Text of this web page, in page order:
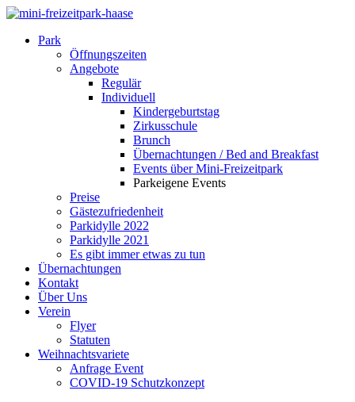
Park
Öffnungszeiten
Angebote
Regulär
Individuell
Kindergeburtstag
Zirkusschule
Brunch
Übernachtungen / Bed and Breakfast
Events über Mini-Freizeitpark
Parkeigene Events
Preise
Gästezufriedenheit
Parkidylle 2022
Parkidylle 2021
Es gibt immer etwas zu tun
Übernachtungen
Kontakt
Über Uns
Verein
Flyer
Statuten
Weihnachtsvariete
Anfrage Event
COVID-19 Schutzkonzept